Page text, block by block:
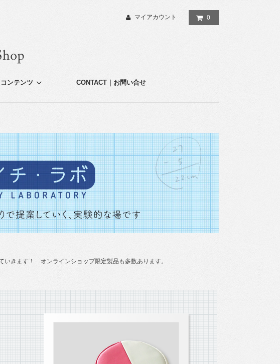
マイアカウント 0
ンテンツ CONTACT｜お問い合せ
きます！ オンラインショップ限定製品も多数あります。